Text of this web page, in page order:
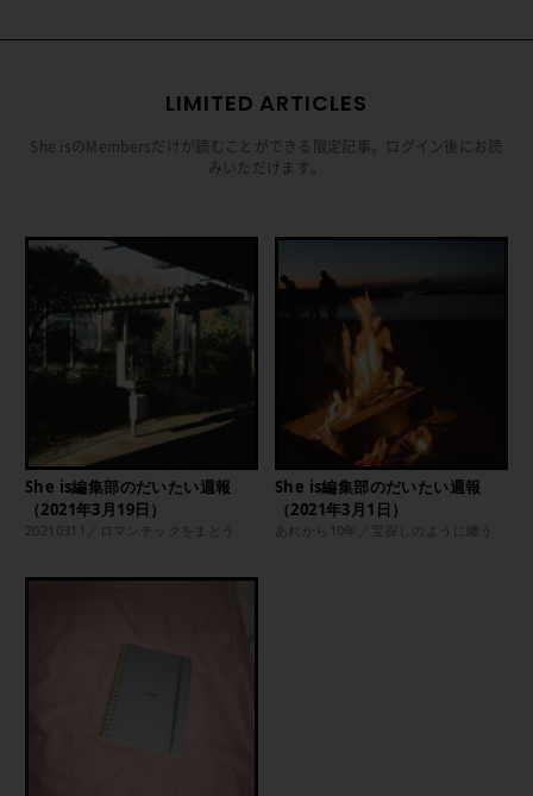
LIMITED ARTICLES
She isのMembersだけが読むことができる限定記事。ログイン後にお読
みいただけます。
She is編集部のだいたい週報
（2021年3月19日）
20210311／ロマンチックをまとう
She is編集部のだいたい週報
（2021年3月1日）
あれから10年／宝探しのように纏う